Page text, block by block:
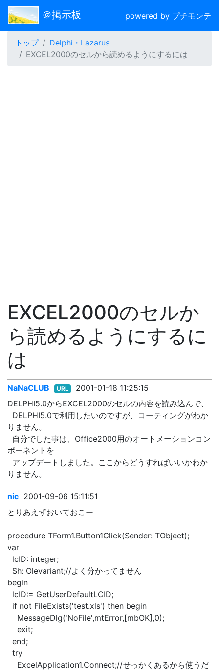
＠掲示板 powered by プチモンテ
トップ
Delphi・Lazarus
EXCEL2000のセルから読めるようにするには
EXCEL2000のセルか
ら読めるようにするに
は
NaNaCLUB URL
2001-01-18 11:25:15
DELPHI5.0からEXCEL2000のセルの内容を読み込んで、
DELPHI5.0で利用したいのですが、コーティングがわか
りません。
自分でした事は、Office2000用のオートメーションコン
ポーネントを
アップデートしました。ここからどうすればいいかわか
りません。
nic 2001-09-06 15:11:51
とりあえずおいておこー
procedure TForm1.Button1Click(Sender: TObject);
var
lcID: integer;
Sh: Olevariant;//よく分かってません
begin
lcID:= GetUserDefaultLCID;
if not FileExists('test.xls') then begin
MessageDlg('NoFile',mtError,[mbOK],0);
exit;
end;
try
ExcelApplication1.Connect;//せっかくあるから使うだ